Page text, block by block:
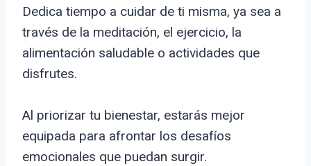
Dedica tiempo a cuidar de ti misma, ya sea a
través de la meditación, el ejercicio, la
alimentación saludable o actividades que
disfrutes.
Al priorizar tu bienestar, estarás mejor
equipada para afrontar los desafíos
emocionales que puedan surgir.